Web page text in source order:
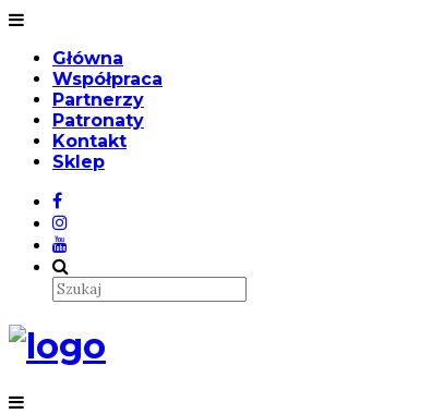
Główna
Współpraca
Partnerzy
Patronaty
Kontakt
Sklep